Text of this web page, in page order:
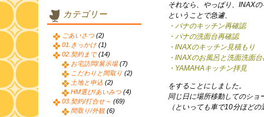
それなら、やっぱり、INAX
ということで急遽、
・パナのキッチン再確認
・パナの洗面台再確認
・INAXのキッチン見積もり
・INAXのお風呂と洗面洗面
・YAMAHAキッチン拝見
をすることにしました。
同じ日に場所移動してのショ
（といっても車で10分ほど
カテゴリー
ごあいさつ (2)
01.きっかけ (1)
02.契約まで(14)
お宅訪問/展示場(7)
こだわりと間取り (2)
土地と申込 (2)
HM選び/あいみつ (4)
03.契約/打合せ～ (69)
間取り/外観 (6)